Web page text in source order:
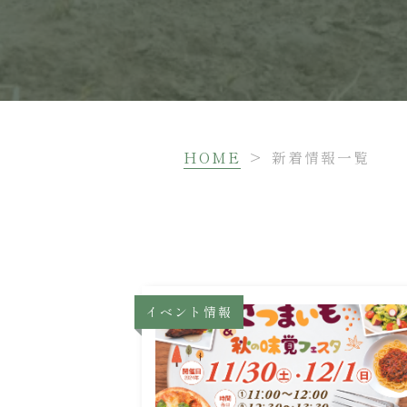
HOME > 新着情報一覧
イベント情報